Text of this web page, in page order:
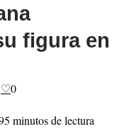
figura en
♡0
5 minutos de lectura